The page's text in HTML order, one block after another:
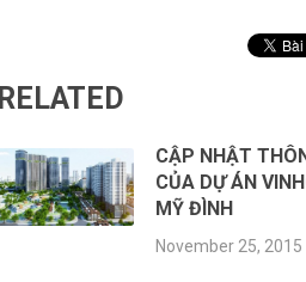
RELATED
CẬP NHẬT
CỦA DỰ ÁN
MỸ ĐÌNH
November 25, 2015